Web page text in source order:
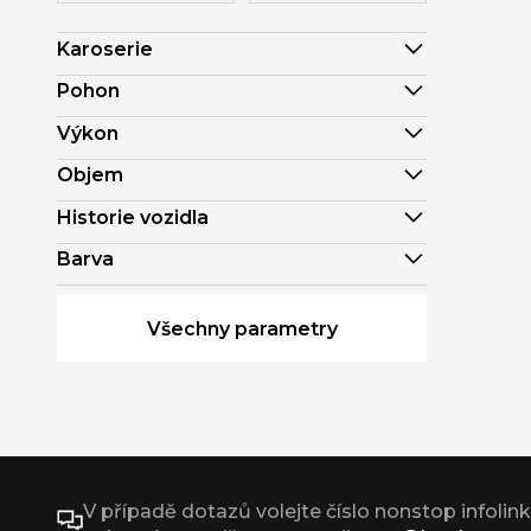
Karoserie
Pohon
Výkon
Objem
Historie vozidla
Barva
Všechny parametry
V případě dotazů volejte číslo nonstop